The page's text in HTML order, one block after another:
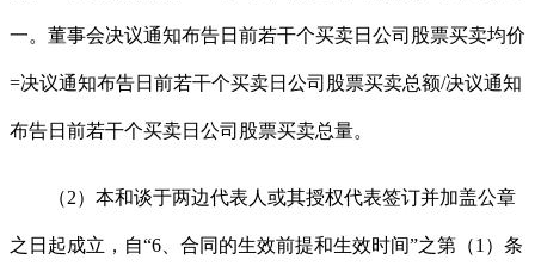
一。董事会决议通知布告日前若干个买卖日公司股票买卖均价
=决议通知布告日前若干个买卖日公司股票买卖总额/决议通知
布告日前若干个买卖日公司股票买卖总量。
（2）本和谈于两边代表人或其授权代表签订并加盖公章
之日起成立，自“6、合同的生效前提和生效时间”之第（1）条